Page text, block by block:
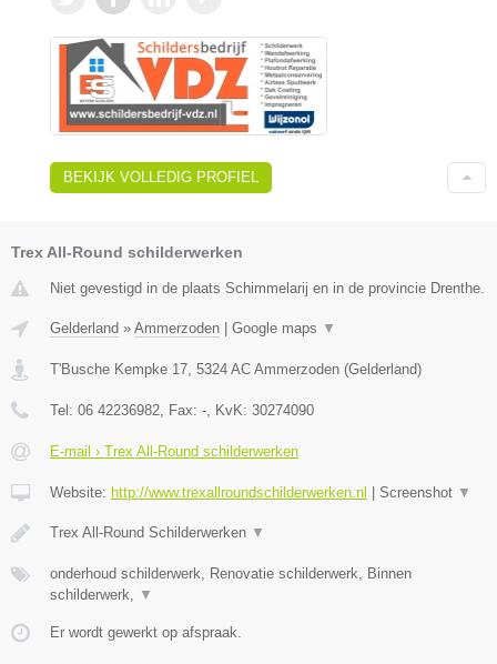
BEKIJK VOLLEDIG PROFIEL
Trex All-Round schilderwerken
Niet gevestigd in de plaats Schimmelarij en in de provincie Drenthe.
Gelderland » Ammerzoden | Google maps ▼
T'Busche Kempke 17 5324 AC Ammerzoden (Gelderland)
Tel: 06 42236982 , Fax: - , KvK: 30274090
E-mail › Trex All-Round schilderwerken
Website: http://www.trexallroundschilderwerken.nl | Screenshot ▼
Trex All-Round Schilderwerken ▼
onderhoud schilderwerk, Renovatie schilderwerk, Binnen
schilderwerk,
▼
Er wordt gewerkt op afspraak.